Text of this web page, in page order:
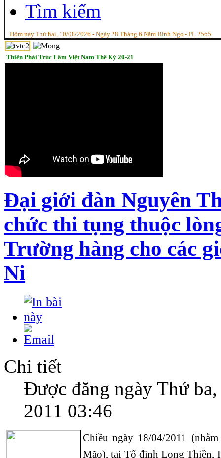
Tìm kiếm
Hôm nay Thứ hai, 10/08/2026 - Ngày 28 Tháng 6 Năm Bính Ngọ - PL 2565
Thiền Phái Trúc Lâm Việt Nam Thế Kỷ 20-21
Đại giới đàn Nguyên
chức thi tụng thuộc
Trường hàng cho các
Ni
Chi tiết
Được đăng ngày Thứ
2011 03:46
Chiều ngày 18/04/2011
Mão), tại Tổ đình Long Thiền,